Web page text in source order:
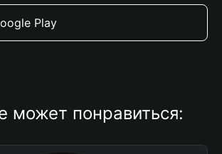
Play
может понравиться: